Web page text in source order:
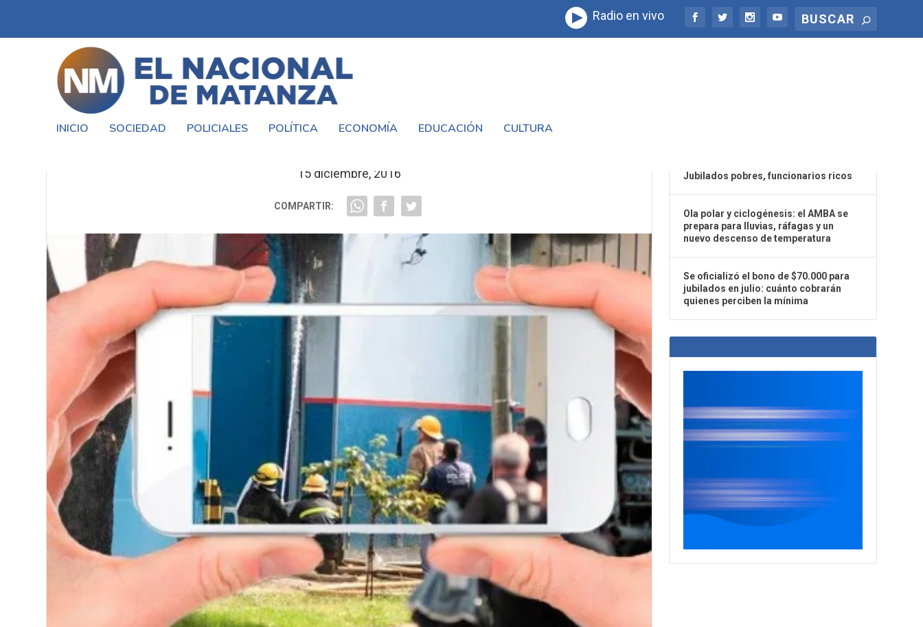
Radio en vivo
INICIO SOCIEDAD POLICIALES POLÍTICA ECONOMÍA EDUCACIÓN CULTURA
15 diciembre, 2016
COMPARTIR:
Jubilados pobres, funcionarios ricos
Ola polar y ciclogénesis: el AMBA se
prepara para lluvias, ráfagas y un
nuevo descenso de temperatura
Se oficializó el bono de $70.000 para
jubilados en julio: cuánto cobrarán
quienes perciben la mínima